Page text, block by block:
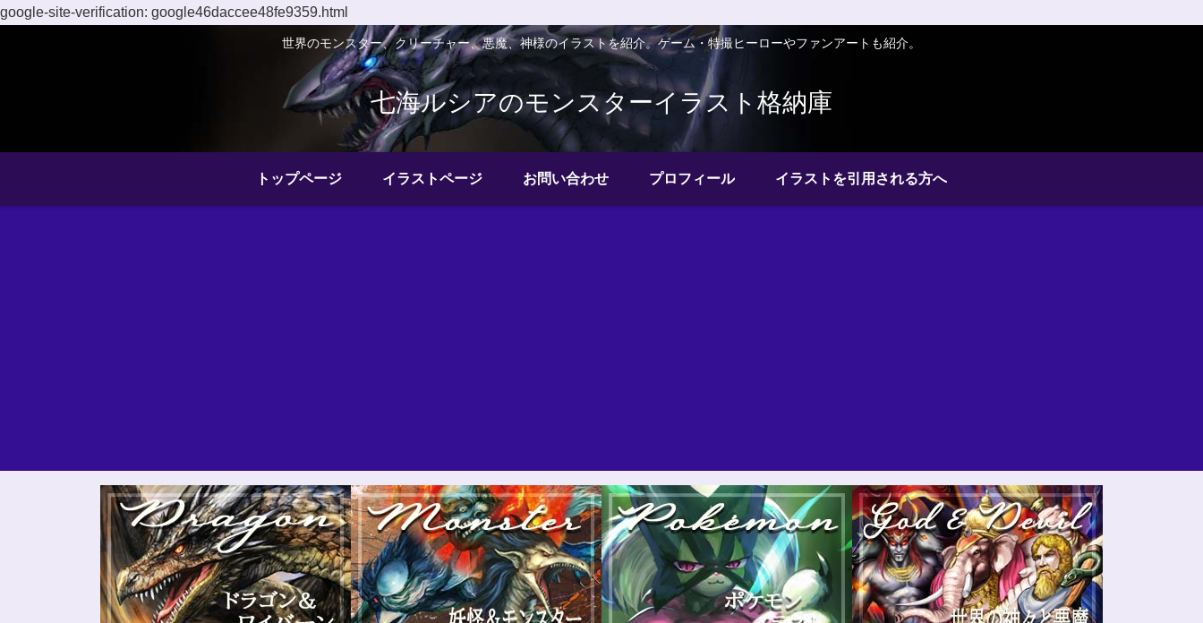
google-site-verification: google46daccee48fe9359.html
世界のモンスター、クリーチャー、悪魔、神様のイラストを紹介。ゲーム・特撮ヒーローやファンアートも紹介。
七海ルシアのモンスターイラスト格納庫
トップページ イラストページ お問い合わせ プロフィール イラストを引用される方へ